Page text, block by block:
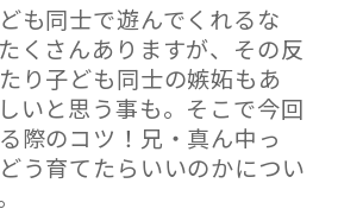
も同士で遊んでくれるな
くさんありますが、その反
り子ども同士の嫉妬もあ
いと思う事も。そこで今回
際のコツ！兄・真ん中っ
う育てたらいいのかについ